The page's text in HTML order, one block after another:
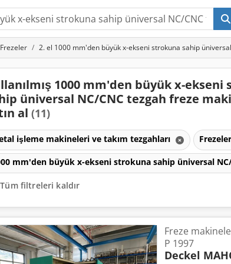
Frezeler 2. el 1000 mm'den büyük x-ekseni strokuna sahip
1000 mm'den büyük x-ekseni
üniversal NC/CNC tezgah freze
al (11)
işleme makineleri ve takım tezgahları Frezeler
mm'den büyük x-ekseni strokuna sahip üniversal
Tüm filtreleri kaldır
Freze
P 1997
Deckel